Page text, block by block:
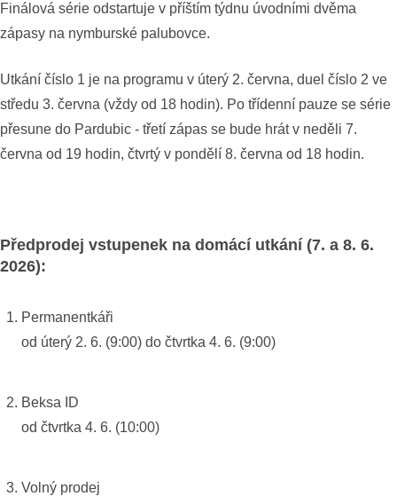
Finálová série odstartuje v příštím týdnu úvodními dvěma
zápasy na nymburské palubovce.
Utkání číslo 1 je na programu v úterý 2. června, duel číslo 2 ve
středu 3. června (vždy od 18 hodin). Po třídenní pauze se série
přesune do Pardubic - třetí zápas se bude hrát v neděli 7.
června od 19 hodin, čtvrtý v pondělí 8. června od 18 hodin.
Předprodej vstupenek na domácí utkání (7. a 8. 6.
2026):
Permanentkáři
od úterý 2. 6. (9:00) do čtvrtka 4. 6. (9:00)
Beksa ID
od čtvrtka 4. 6. (10:00)
Volný prodej